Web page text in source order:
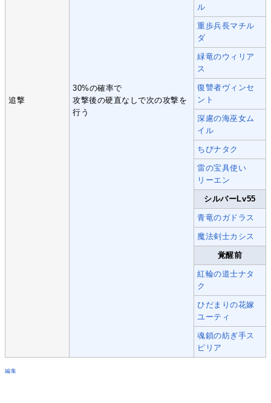
追撃
30%の確率で
攻撃後の硬直なしで次の攻撃を
行う
ル
重歩兵長マチル
ダ
緑竜のウィリア
ス
復讐者ヴィンセ
ント
深慮の海巫女ム
イル
ちびナタク
雷の宝具使い
リーエン
シルバーLv55
青竜のガドラス
魔法剣士カシス
覚醒前
紅輪の道士ナタ
ク
ひだまりの花嫁
ユーティ
魂鎖の紡ぎ手ス
ピリア
編集